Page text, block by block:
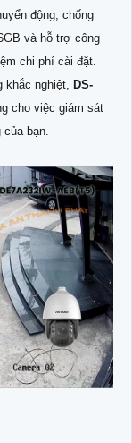
động, chống
và hỗ trợ công
chi phí cài đặt.
khắc nghiệt, DS-
cho việc giám sát
bạn.